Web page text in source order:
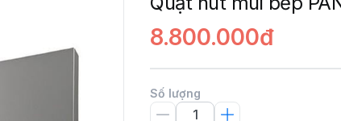
8.800.000đ
Số lượng